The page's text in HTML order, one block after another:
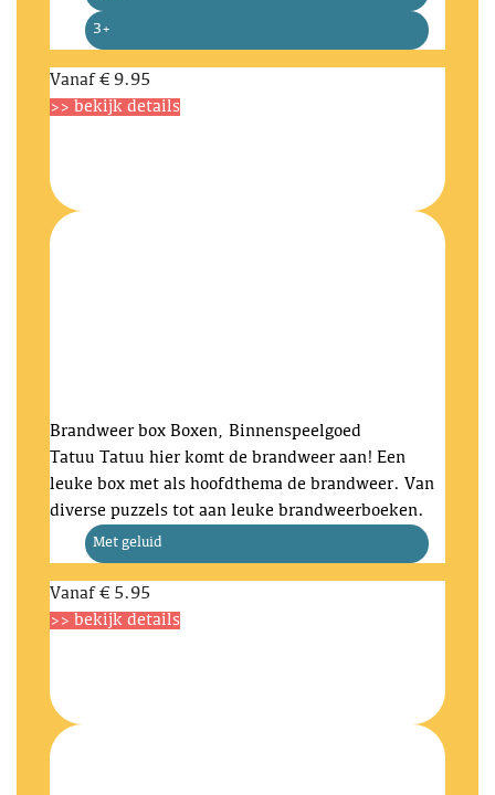
3+
Vanaf € 9.95
>> bekijk details
Brandweer box Boxen, Binnenspeelgoed
Tatuu Tatuu hier komt de brandweer aan! Een
leuke box met als hoofdthema de brandweer. Van
diverse puzzels tot aan leuke brandweerboeken.
Met geluid
Vanaf € 5.95
>> bekijk details